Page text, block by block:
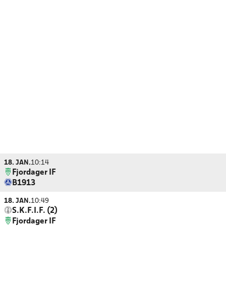
18. JAN.10:14
Fjordager IF
B1913
18. JAN.10:49
S.K.F.I.F. (2)
Fjordager IF